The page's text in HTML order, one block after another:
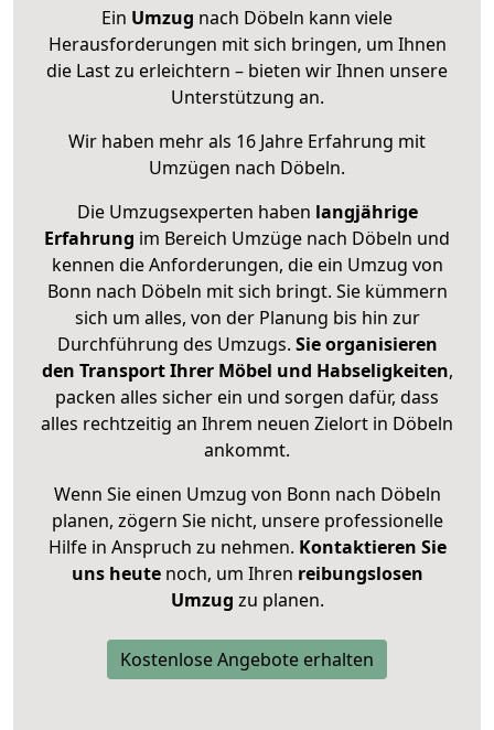
Ein Umzug nach Döbeln kann viele
Herausforderungen mit sich bringen, um Ihnen
die Last zu erleichtern – bieten wir Ihnen unsere
Unterstützung an.
Wir haben mehr als 16 Jahre Erfahrung mit
Umzügen nach Döbeln.
Die Umzugsexperten haben langjährige
Erfahrung im Bereich Umzüge nach Döbeln und
kennen die Anforderungen, die ein Umzug von
Bonn nach Döbeln mit sich bringt. Sie kümmern
sich um alles, von der Planung bis hin zur
Durchführung des Umzugs. Sie organisieren
den Transport Ihrer Möbel und Habseligkeiten,
packen alles sicher ein und sorgen dafür, dass
alles rechtzeitig an Ihrem neuen Zielort in Döbeln
ankommt.
Wenn Sie einen Umzug von Bonn nach Döbeln
planen, zögern Sie nicht, unsere professionelle
Hilfe in Anspruch zu nehmen. Kontaktieren Sie
uns heutenoch, um Ihren reibungslosen
Umzug zu planen.
Kostenlose Angebote erhalten